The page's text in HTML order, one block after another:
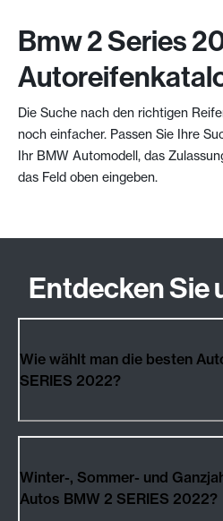
Bmw 2 Series
Die Suche nach den richtigen
noch einfacher. Passen Sie Ihre
Ihr BMW Automodell, das
das Feld oben eingeben.
Entdecken Sie
Wie wählt man die besten
SERIES 2022?
Winter-, Sommer- und
Autos BMW 2 SERIES 2022?